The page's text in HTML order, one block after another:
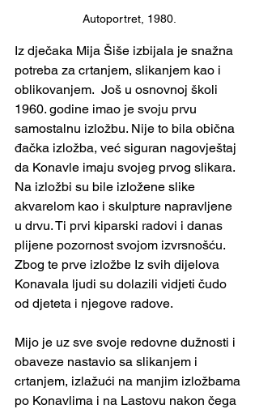
Autoportret, 1980.
Iz dječaka Mija Šiše izbijala je snažna
potreba za crtanjem, slikanjem kao i
oblikovanjem.  Još u osnovnoj školi
1960. godine imao je svoju prvu
samostalnu izložbu. Nije to bila obična
đačka izložba, već siguran nagovještaj
da Konavle imaju svojeg prvog slikara.
Na izložbi su bile izložene slike
akvarelom kao i skulpture napravljene
u drvu. Ti prvi kiparski radovi i danas
plijene pozornost svojom izvrsnošću.
Zbog te prve izložbe Iz svih dijelova
Konavala ljudi su dolazili vidjeti čudo
od djeteta i njegove radove.
Mijo je uz sve svoje redovne dužnosti i
obaveze nastavio sa slikanjem i
crtanjem, izlažući na manjim izložbama
po Konavlima i na Lastovu nakon čega